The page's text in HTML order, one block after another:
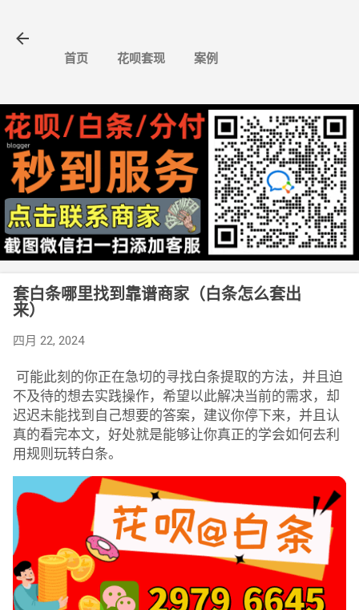
首页 花呗套现 案例
套白条哪里找到靠谱商家（白条怎么套出
来）
四月 22, 2024
可能此刻的你正在急切的寻找白条提取的方法，并且迫
不及待的想去实践操作，希望以此解决当前的需求，却
迟迟未能找到自己想要的答案，建议你停下来，并且认
真的看完本文，好处就是能够让你真正的学会如何去利
用规则玩转白条。